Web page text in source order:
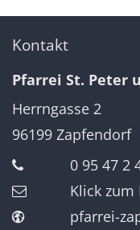
Kontakt
Pfarrei St. Peter
Herrngasse 2
96199 Zapfendorf
0 95 47 2
Klick zum
pfarrei-